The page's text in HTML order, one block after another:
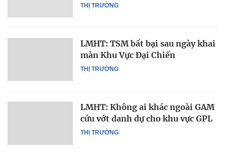
THỊ TRƯỜNG
THỊ TRƯỜNG
LMHT: TSM bất bại sau ngày khai
màn Khu Vực Đại Chiến
THỊ TRƯỜNG
LMHT: Không ai khác ngoài GAM
cứu vớt danh dự cho khu vực GPL